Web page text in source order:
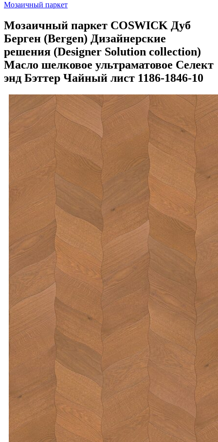
Мозаичный паркет
Мозаичный паркет COSWICK Дуб
Берген (Bergen) Дизайнерские
решения (Designer Solution collection)
Масло шелковое ультраматовое Селект
энд Бэттер Чайный лист 1186-1846-10